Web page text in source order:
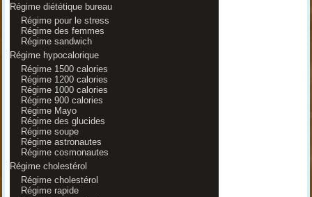
Régime diététique bureau
Régime pour le stress
Régime des femmes
Régime sandwich
Régime hypocalorique
Régime 1500 calories
Régime 1200 calories
Régime 1000 calories
Régime 900 calories
Régime Mayo
Régime des glucides
Régime soupe
Régime astronautes
Régime cosmonautes
Régime cholestérol
Régime cholestérol
Régime rapide